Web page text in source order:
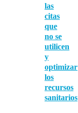
las
citas
que
no se
utilicen
y
optimizar
los
recursos
sanitarios